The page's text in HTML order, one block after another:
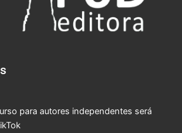
para autores independentes será